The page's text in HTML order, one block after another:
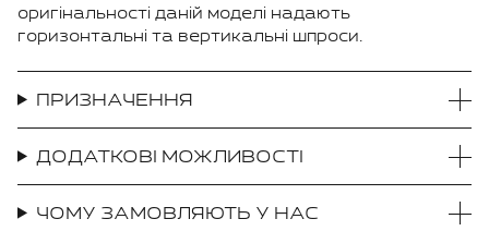
оригінальності даній моделі надають
горизонтальні та вертикальні шпроси.
ПРИЗНАЧЕННЯ
ДОДАТКОВІ МОЖЛИВОСТІ
ЧОМУ ЗАМОВЛЯЮТЬ У НАС